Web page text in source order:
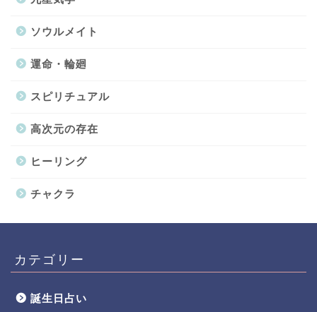
ソウルメイト
運命・輪廻
スピリチュアル
高次元の存在
ヒーリング
チャクラ
カテゴリー
誕生日占い